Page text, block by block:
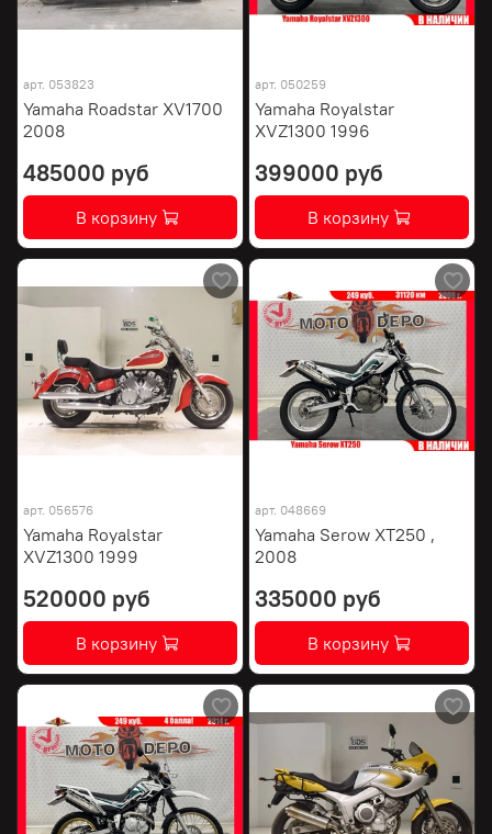
арт. 053823
Yamaha Roadstar XV1700
2008
485000 руб
В корзину
арт. 050259
Yamaha Royalstar
XVZ1300 1996
399000 руб
В корзину
арт. 056576
Yamaha Royalstar
XVZ1300 1999
520000 руб
В корзину
арт. 048669
Yamaha Serow XT250 ,
2008
335000 руб
В корзину